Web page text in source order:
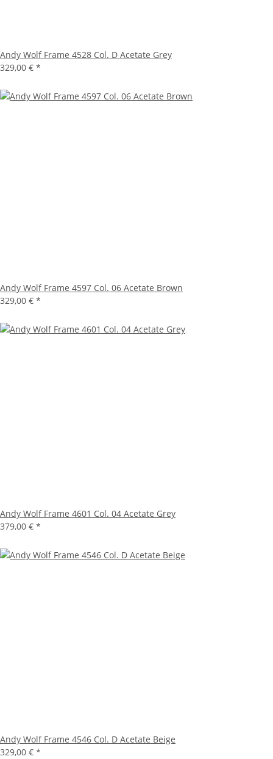
Andy Wolf Frame 4528 Col. D Acetate Grey
329,00 € *
Andy Wolf Frame 4597 Col. 06 Acetate Brown
329,00 € *
Andy Wolf Frame 4601 Col. 04 Acetate Grey
379,00 € *
Andy Wolf Frame 4546 Col. D Acetate Beige
329,00 € *